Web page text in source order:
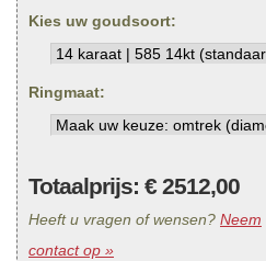
Kies uw goudsoort:
Ringmaat:
Totaalprijs: €2512,00
Heeft u vragen of wensen? Neem
contact op »